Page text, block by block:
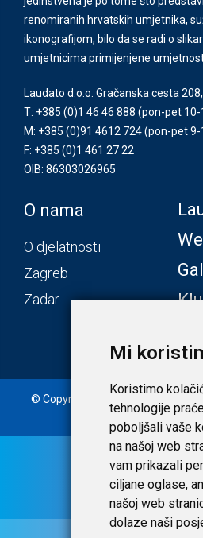
Mi
Koristimo
tehnologije
poboljšali vaše
na našoj web
vam prikazali
ciljane oglase,
našoj web
dolaze naši
renomiranih hrvatskih umjetnika,
ikonografijom, bilo da se radi o
umjetnicima primijenjene
Laudato d.o.o. Gračanska cesta
T: +385 (0)1 46 46 888 (pon-pet 10-
M: +385 (0)91 4612 724(pon-pet 9-
F: +385 (0)1 461 27 22
OIB: 86303026965
O nama
O djelatnosti
Zagreb
Zadar
© Copyright 2020. Laudato d.o.o. |
7,53450 HRK |